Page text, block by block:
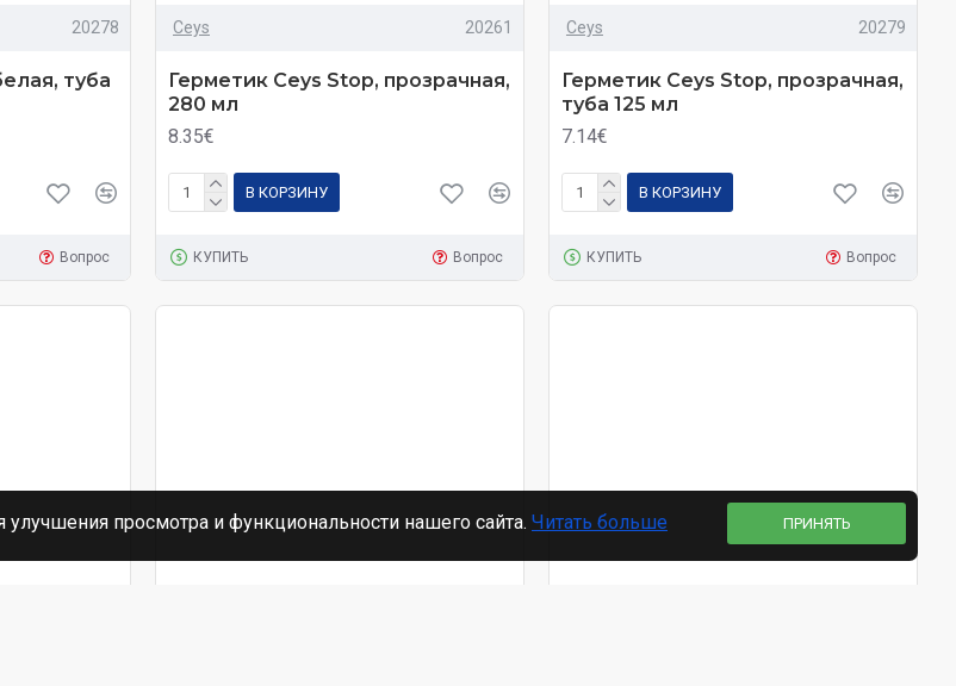
20278
туба
Вопрос
Ceys 20261
Герметик Ceys Stop, прозрачная,
280 мл
8.35€
В КОРЗИНУ
КУПИТЬ Вопрос
Ceys 20279
Герметик Ceys Stop, прозрачная,
туба 125 мл
7.14€
В КОРЗИНУ
КУПИТЬ Вопрос
ПРИНЯТЬ
просмотра и функциональности нашего сайта. Читать больше